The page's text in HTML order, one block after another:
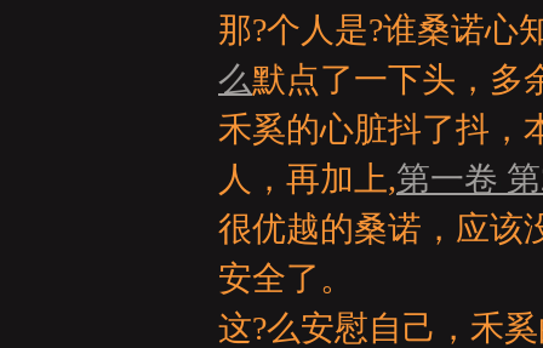
那?个人是?谁桑诺心
么默点了一下头，多
禾奚的心脏抖了抖，
人，再加上,第一卷
很优越的桑诺，应该
安全了。
这?么安慰自己，禾